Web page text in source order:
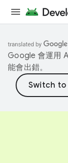
Google 會運用
能會出錯。